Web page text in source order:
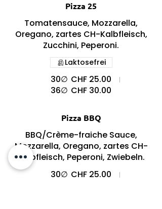
Pizza 25
Tomatensauce, Mozzarella,
Oregano, zartes CH-Kalbfleisch,
Zucchini, Peperoni.
30∅ CHF 25.00
36∅ CHF 30.00
Laktosefrei
Pizza BBQ
BBQ/Crème-fraiche Sauce,
Mozzarella, Oregano, zartes CH-
Kalbfleisch, Peperoni, Zwiebeln.
30∅ CHF 25.00